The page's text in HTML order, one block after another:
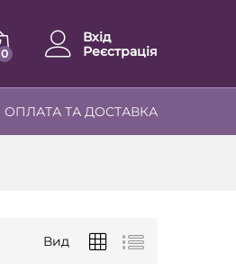
0
Вхід
Реєстрація
ОПЛАТА ТА ДОСТАВКА
Вид